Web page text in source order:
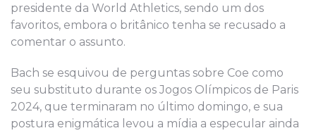
presidente da World Athletics, sendo um dos
favoritos, embora o britânico tenha se recusado a
comentar o assunto.
Bach se esquivou de perguntas sobre Coe como
seu substituto durante os Jogos Olímpicos de Paris
2024, que terminaram no último domingo, e sua
postura enigmática levou a mídia a especular ainda